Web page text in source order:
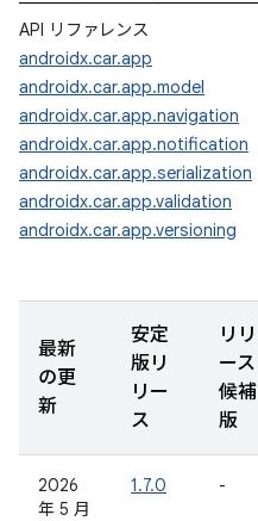
API リファレンス
androidx.car.app
androidx.car.app.model
androidx.car.app.navigation
androidx.car.app.notification
androidx.car.app.serialization
androidx.car.app.validation
androidx.car.app.versioning
最新
の更
新
安定
版リ
リー
ス
リリ
ース
候補
版
2026
年 5 月
1.7.0 -